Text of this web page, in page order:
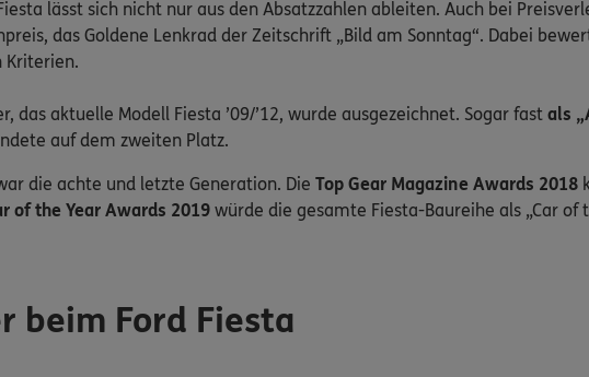
lässt sich nicht nur aus den Absatzzahlen ableiten. Auch bei
das Goldene Lenkrad der Zeitschrift „Bild am Sonntag“. Dabei
Kriterien.
das aktuelle Modell Fiesta ’09/’12, wurde ausgezeichnet. Sogar fast als
auf dem zweiten Platz.
die achte und letzte Generation. Die Top Gear Magazine Awards 2018
of the Year Awards 2019 würde die gesamte Fiesta-Baureihe als „Car
beim Ford Fiesta